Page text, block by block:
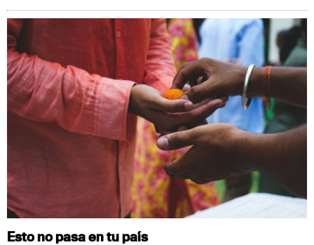
Esto no pasa en tu país